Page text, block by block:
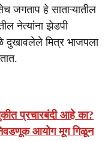
जगताप हे साताऱ्यातील
नेत्यांना झेडपी
दुखावलेले मित्र भाजपला
प्रचारबंदी आहे का?
आयोग मूग गिळून